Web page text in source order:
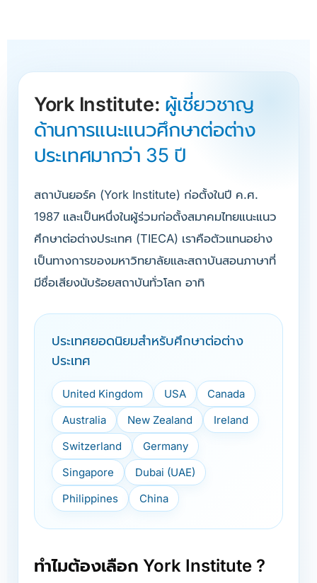
York Institute: ผู้เชี่ยวชาญ
ด้านการแนะแนวศึกษาต่อต่าง
ประเทศมากว่า 35 ปี
สถาบันยอร์ค (York Institute) ก่อตั้งในปี ค.ศ.
1987 และเป็นหนึ่งในผู้ร่วมก่อตั้งสมาคมไทยแนะแนว
ศึกษาต่อต่างประเทศ (TIECA) เราคือตัวแทนอย่าง
เป็นทางการของมหาวิทยาลัยและสถาบันสอนภาษาที่
มีชื่อเสียงนับร้อยสถาบันทั่วโลก อาทิ
ประเทศยอดนิยมสำหรับศึกษาต่อต่าง
ประเทศ
United Kingdom USA
Canada
Australia
New Zealand
Ireland
Switzerland
Germany
Singapore
Dubai (UAE)
Philippines
China
ทำไมต้องเลือก York Institute ?